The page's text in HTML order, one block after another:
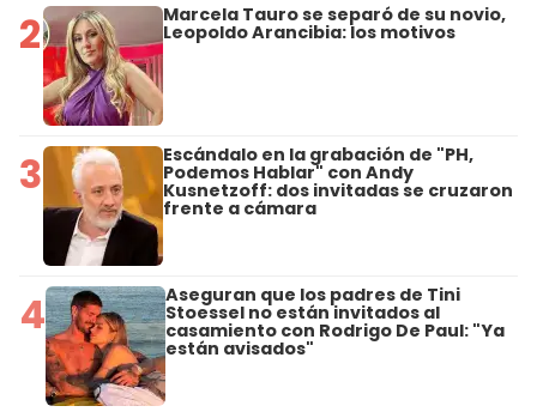
2 Marcela Tauro se separó de su novio,
Leopoldo Arancibia: los motivos
3 Escándalo en la grabación de "PH,
Podemos Hablar" con Andy
Kusnetzoff: dos invitadas se cruzaron
frente a cámara
4 Aseguran que los padres de Tini
Stoessel no están invitados al
casamiento con Rodrigo De Paul: "Ya
están avisados"